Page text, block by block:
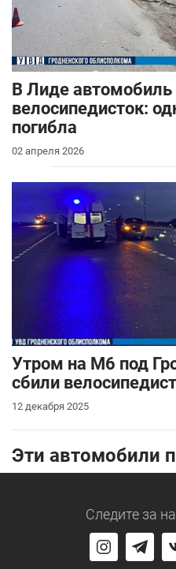
В Лиде автомобиль
велосипедисток:
погибла
02 апреля 2026
Утром на М6 под
сбили
12 декабря 2025
Эти автомобили
Следите за